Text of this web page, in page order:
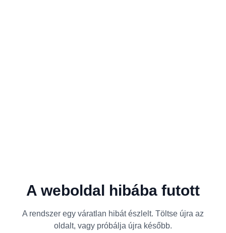
A weboldal hibába futott
A rendszer egy váratlan hibát észlelt. Töltse újra az
oldalt, vagy próbálja újra később.